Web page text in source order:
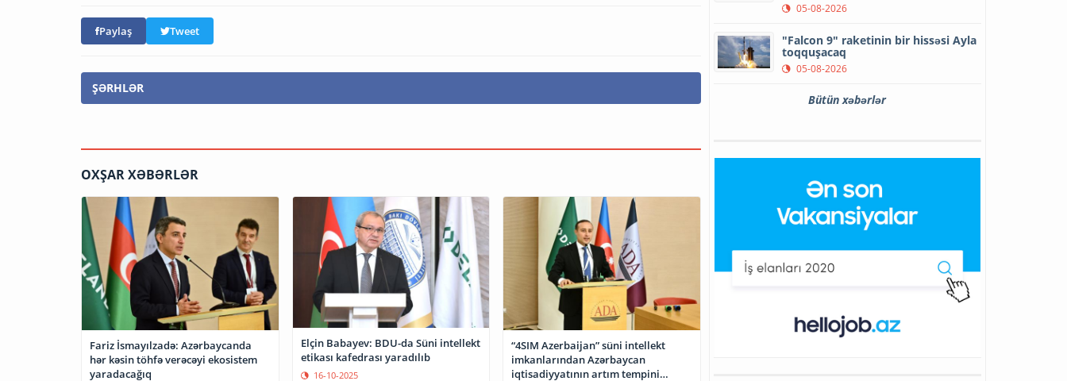
Paylaş Tweet
ŞƏRHLƏR
OXŞAR XƏBƏRLƏR
Fariz İsmayılzadə: Azərbaycanda
hər kəsin töhfə verəcəyi ekosistem
yaradacağıq
Elçin Babayev: BDU-da Süni intellekt
etikası kafedrası yaradılıb
16-10-2025
“4SIM Azerbaijan” süni intellekt
imkanlarından Azərbaycan
iqtisadiyyatının artım tempini
05-08-2026
"Falcon 9" raketinin bir hissəsi Ayla
toqquşacaq
05-08-2026
Bütün xəbərlər